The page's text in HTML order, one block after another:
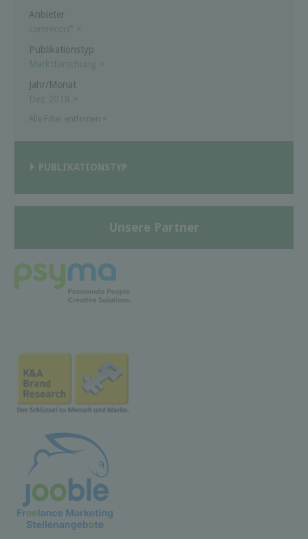
Anbieter
comrecon° ×
Publikationstyp
Marktforschung ×
Jahr/Monat
Dez 2018 ×
PUBLIKATIONSTYP
Unsere Partner